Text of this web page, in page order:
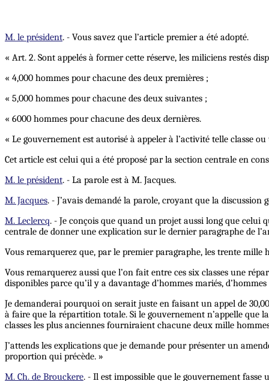
M. le président. - Vous savez que l’article premier a été adopté.
« Art. 2. Sont appelés à former cette réserve, les miliciens restés
« 4,000 hommes pour chacune des deux premières ;
« 5,000 hommes pour chacune des deux suivantes ;
« 6000 hommes pour chacune des deux dernières.
« Le gouvernement est autorisé à appeler à l’activité telle classe
Cet article est celui qui a été proposé par la section centrale en
M. le président. - La parole est à M. Jacques.
M. Jacques. - J’avais demandé la parole, croyant que la discussion
M. Leclercq. - Je conçois que quand un projet aussi long que celui
centrale de donner une explication sur le dernier paragraphe de
Vous remarquerez que, par le premier paragraphe, les trente
Vous remarquerez aussi que l’on fait entre ces six classes une
disponibles parce qu’il y a davantage d’hommes mariés, d’hommes
Je demanderai pourquoi on serait juste en faisant un appel de
à faire que la répartition totale. Si le gouvernement n’appelle que
classes les plus anciennes fourniraient chacune deux mille
J’attends les explications que je demande pour présenter un
proportion qui précède. »
M. Ch. de Brouckere. - Il est impossible que le gouvernement fasse